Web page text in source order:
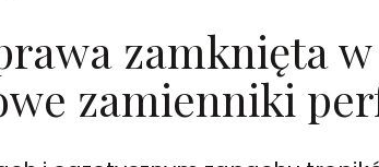
zamknięta
zamienniki